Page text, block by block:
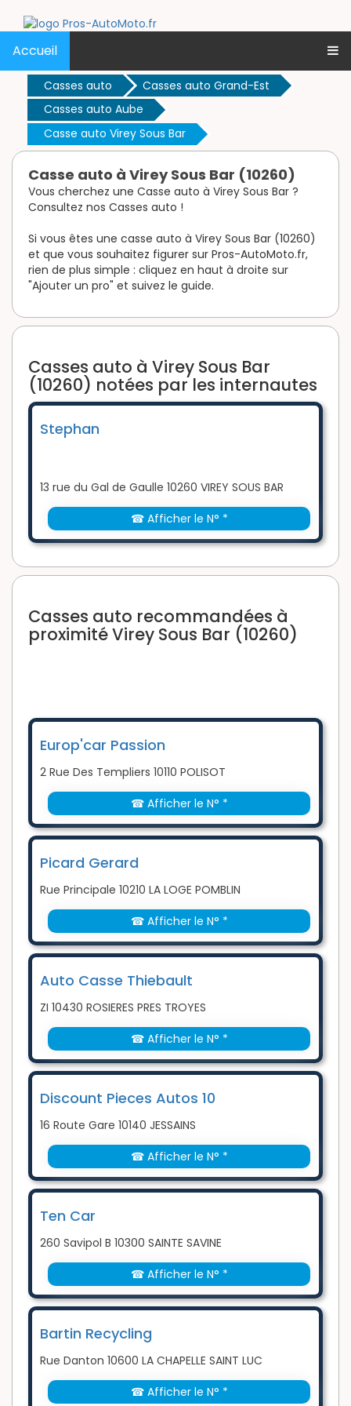
Accueil
Casses auto
Casses auto Grand-Est
Casses auto Aube
Casse auto Virey Sous Bar
Casse auto à Virey Sous Bar (10260)
Vous cherchez une Casse auto à Virey Sous Bar ?
Consultez nos Casses auto !
Si vous êtes une casse auto à Virey Sous Bar (10260)
et que vous souhaitez figurer sur Pros-AutoMoto.fr,
rien de plus simple : cliquez en haut à droite sur
"Ajouter un pro" et suivez le guide.
Casses auto à Virey Sous Bar
(10260) notées par les internautes
Stephan
13 rue du Gal de Gaulle 10260 VIREY SOUS BAR
☎ Afficher le N° *
Casses auto recommandées à
proximité Virey Sous Bar (10260)
Europ'car Passion
2 Rue Des Templiers 10110 POLISOT
☎ Afficher le N° *
Picard Gerard
Rue Principale 10210 LA LOGE POMBLIN
☎ Afficher le N° *
Auto Casse Thiebault
ZI 10430 ROSIERES PRES TROYES
☎ Afficher le N° *
Discount Pieces Autos 10
16 Route Gare 10140 JESSAINS
☎ Afficher le N° *
Ten Car
260 Savipol B 10300 SAINTE SAVINE
☎ Afficher le N° *
Bartin Recycling
Rue Danton 10600 LA CHAPELLE SAINT LUC
☎ Afficher le N° *